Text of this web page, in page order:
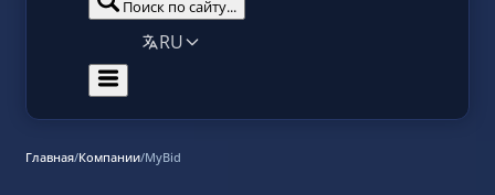
Поиск по сайту...
RU
Главная/Компании/MyBid